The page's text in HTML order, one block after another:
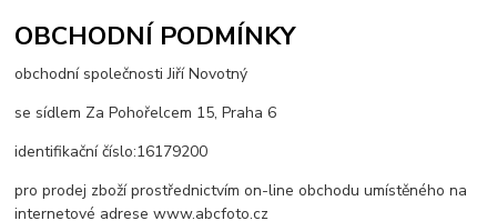
OBCHODNÍ PODMÍNKY
obchodní společnosti Jiří Novotný
se sídlem Za Pohořelcem 15, Praha 6
identifikační číslo:16179200
pro prodej zboží prostřednictvím on-line obchodu umístěného na
internetové adrese www.abcfoto.cz